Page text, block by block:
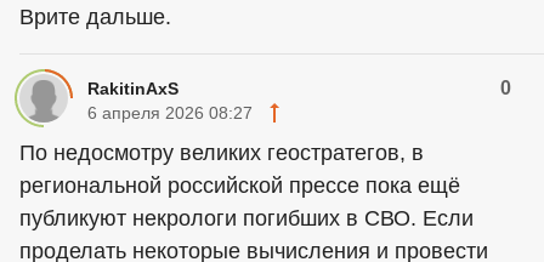
Врите дальше.
RakitinAxS 0
6 апреля 2026 08:27
По недосмотру великих геостратегов, в
региональной российской прессе пока ещё
публикуют некрологи погибших в СВО. Если
проделать некоторые вычисления и провести